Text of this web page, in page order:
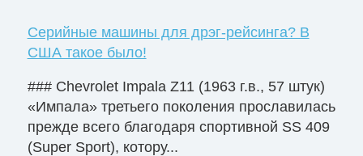
Серийные машины для дрэг-рейсинга? В
США такое было!
### Chevrolet Impala Z11 (1963 г.в., 57 штук)
«Импала» третьего поколения прославилась
прежде всего благодаря спортивной SS 409
(Super Sport), котору...